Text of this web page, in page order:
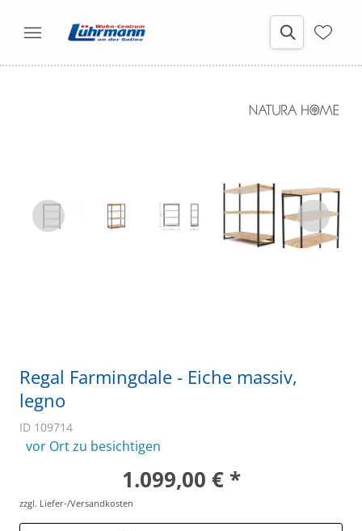
Regal Farmingdale - Eiche massiv,
legno
ID 109714
vor Ort zu besichtigen
1.099,00 € *
zzgl. Liefer-/Versandkosten